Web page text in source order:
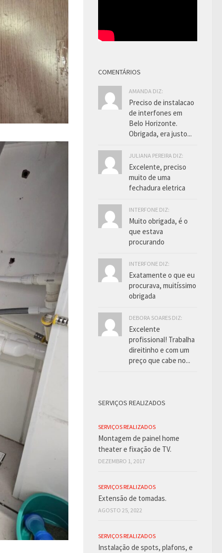
COMENTÁRIOS
AMANDA DIZ:
Preciso de instalacao
de interfones em
Belo Horizonte.
Obrigada, era justo...
JULIANA PEREIRA DIZ:
Excelente, preciso
muito de uma
fechadura eletrica
INTERFONE DIZ:
Muito obrigada, é o
que estava
procurando
INTERFONE DIZ:
Exatamente o que eu
procurava, muitíssimo
obrigada
DEBORA SOARES DIZ:
Excelente
profissional! Trabalha
direitinho e com um
preço que cabe no...
SERVIÇOS REALIZADOS
SERVIÇOS REALIZADOS
Montagem de painel home
theater e fixação de TV.
DEZEMBRO 1, 2017
SERVIÇOS REALIZADOS
Extensão de tomadas.
AGOSTO 25, 2022
SERVIÇOS REALIZADOS
Instalação de spots, plafons, e